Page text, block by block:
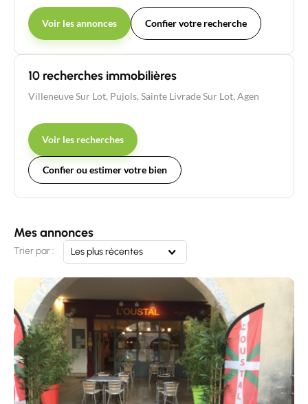
Voir les annonces Confier votre recherche
10 recherches immobilières
Villeneuve Sur Lot, Pujols, Sainte Livrade Sur Lot, Agen
Voir les recherches
Confier ou estimer votre bien
Mes annonces
Trier par : Les plus récentes